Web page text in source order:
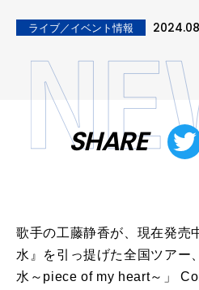
ライブ／イベント情報
SHARE
歌手の工藤静香が、現在発売
水』を引っ提げた全国ツアー
水～piece of my heart～」